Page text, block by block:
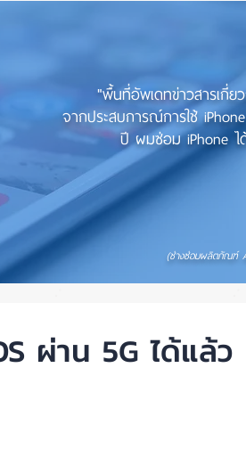
"พื้นที่อัพเดทข่าวสารเกี่ย
จากประสบการณ์การใช้
ปี ผมซ่อม iPhone ไ
(ช่างซ่อมผลิตภัณฑ์
ผ่าน 5G ได้แล้ว